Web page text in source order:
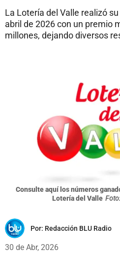
La Lotería del Valle realizó
abril de 2026 con un premio
millones, dejando diversos
Consulte aquí los números
Lotería del Valle
Por: Redacción BLU Radio
30 de Abr, 2026